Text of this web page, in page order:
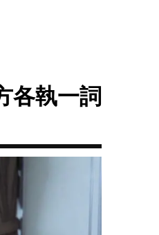
各執一詞